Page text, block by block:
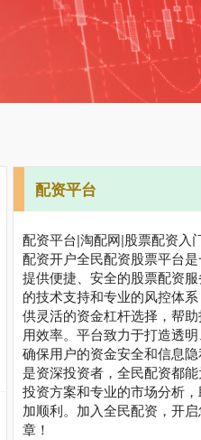
配资平台
配资平台|淘配网|股票配资入
配资开户全民配资股票平台
提供便捷、安全的股票配资
的技术支持和专业的风控体
供灵活的资金杠杆选择，帮
用效率。平台致力于打造透
确保用户的资金安全和信息
是资深投资者，全民配资都
投资方案和专业的市场分析
加顺利。加入全民配资，开
章！